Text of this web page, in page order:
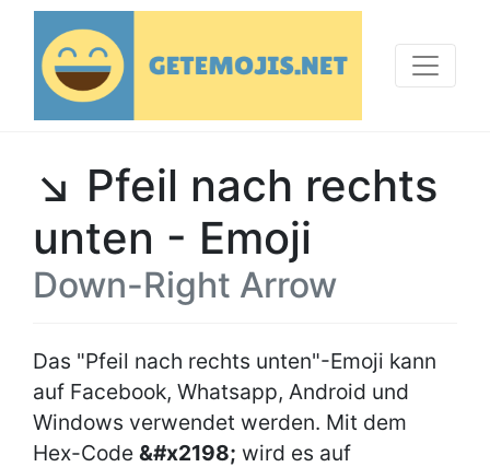
↘ Pfeil nach rechts
unten - Emoji
Down-Right Arrow
Das "Pfeil nach rechts unten"-Emoji kann
auf Facebook, Whatsapp, Android und
Windows verwendet werden. Mit dem
Hex-Code &#x2198; wird es auf